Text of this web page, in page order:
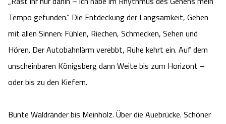
Tempo gefunden.“ Die Entdeckung der Langsamkeit, Gehen
mit allen Sinnen: Fühlen, Riechen, Schmecken, Sehen und
Hören. Der Autobahnlärm verebbt, Ruhe kehrt ein. Auf dem
unscheinbaren Königsberg dann Weite bis zum Horizont –
oder bis zu den Kiefern.
Bunte Waldränder bis Meinholz. Über die Auebrücke. Schöner